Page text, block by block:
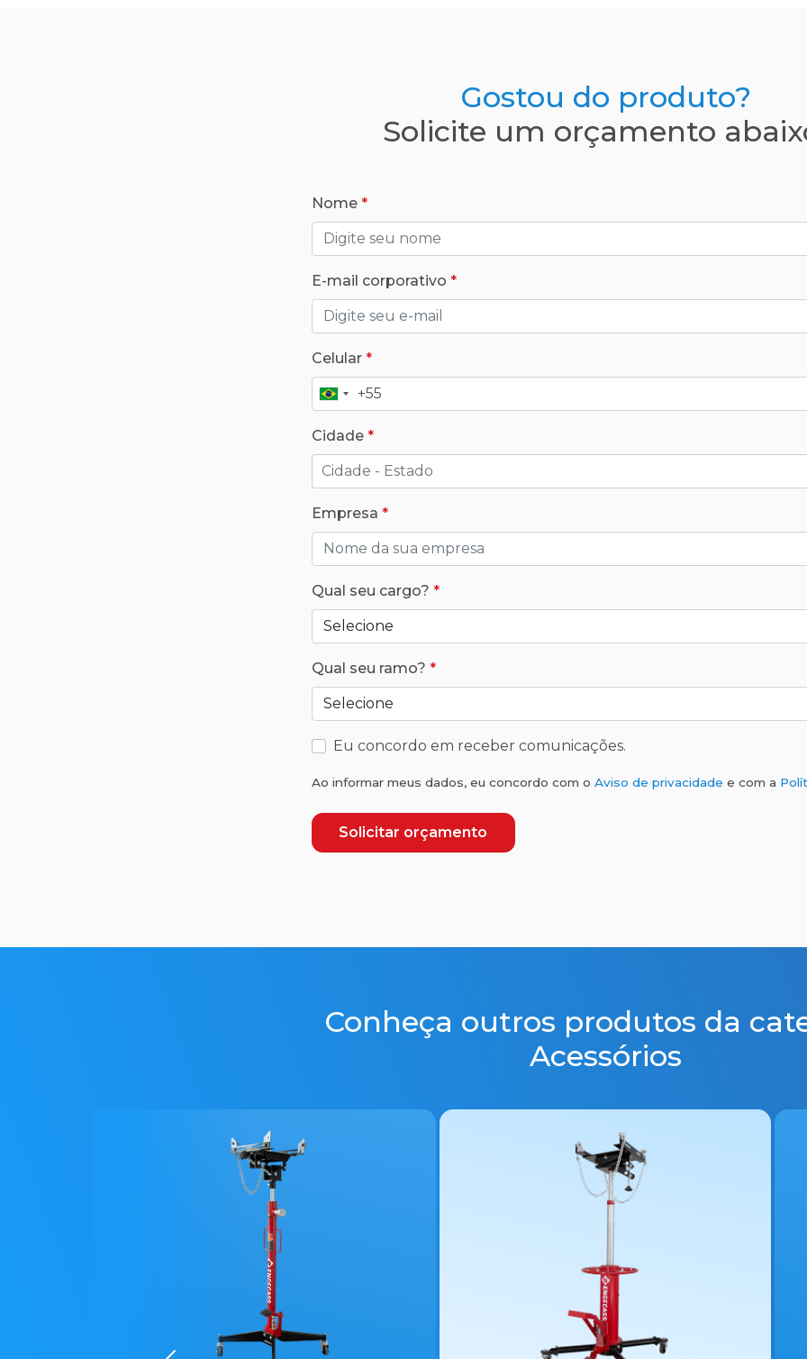
Gostou do produto?
Solicite um orçamento
Nome
E-mail corporativo
Celular
Brasil+55
Cidade
Empresa
Qual seu cargo?
Qual seu ramo?
Eu concordo em receber comunicações.
Ao informar meus dados, eu concordo com o Aviso de privacidade e com a
Solicitar orçamento
Conheça outros produtos da
Acessórios